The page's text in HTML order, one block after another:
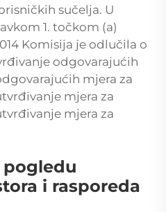
sučelja. U
1. točkom (a)
Komisija je odlučila o
odgovarajućih
mjera za
mjera za
mjera za
pogledu
i rasporeda